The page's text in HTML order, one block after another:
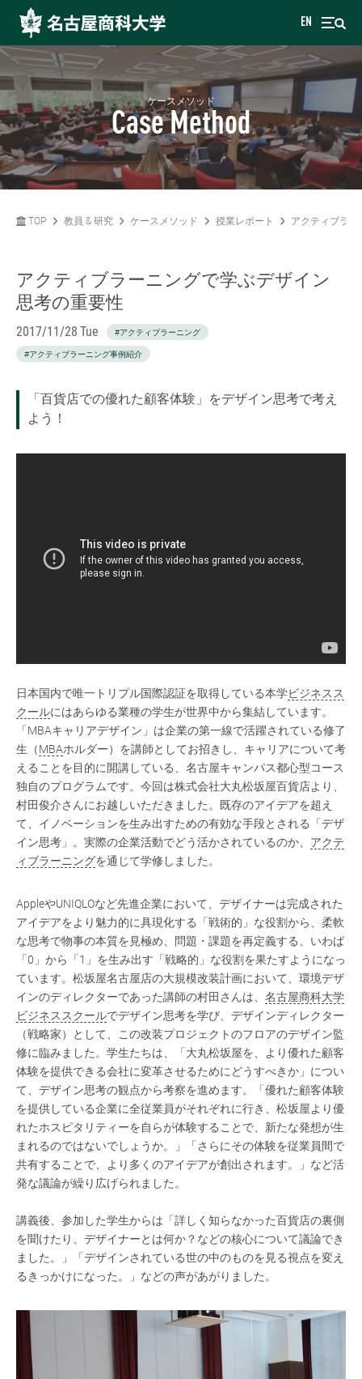
EN
ケースメソッド
Case Method
TOP 教員 & 研究 ケースメソッド 授業レポート アクティブラ
アクティブラーニングで学ぶデザイン
思考の重要性
2017/11/28 Tue #アクティブラーニング
#アクティブラーニング事例紹介
「百貨店での優れた顧客体験」をデザイン思考で考え
よう！
日本国内で唯一トリプル国際認証を取得している本学ビジネスス
クールにはあらゆる業種の学生が世界中から集結しています。
「MBAキャリアデザイン」は企業の第一線で活躍されている修了
生（MBAホルダー）を講師としてお招きし、キャリアについて考
えることを目的に開講している、名古屋キャンパス都心型コース
独自のプログラムです。今回は株式会社大丸松坂屋百貨店​より、
村田俊介さんにお越しいただきました。既存のアイデアを超え
て、イノベーションを生み出すための有効な手段とされる「デザ
イン思考」。実際の企業活動でどう活かされているのか、 アクテ
ィブラーニングを通じて学修しました。
AppleやUNIQLOなど先進企業において、デザイナーは完成された
アイデアをより魅力的に具現化する「戦術的」な役割から、柔軟
な思考で物事の本質を見極め、問題・課題を再定義する、いわば
「0」から「1」を生み出す「戦略的」な役割を果たすようになっ
ています。松坂屋名古屋店の大規模改装計画において、環境デザ
インのディレクターであった講師の村田さんは、 名古屋商科大学
ビジネススクールでデザイン思考を学び、デザインディレクター
（戦略家）として、この改装プロジェクトのフロアのデザイン監
修に臨みました。学生たちは、「大丸松坂屋を、より優れた顧客
体験を提供できる会社に変革させるためにどうすべきか」につい
て、デザイン思考の観点から考察を進めます。「優れた顧客体験
を提供している企業に全従業員がそれぞれに行き、松坂屋より優
れたホスピタリティーを自らが体験することで、新たな発想が生
まれるのではないでしょうか。」「さらにその体験を従業員間で
共有することで、より多くのアイデアが創出されます。」など活
発な議論が繰り広げられました。
講義後、参加した学生からは「詳しく知らなかった百貨店の裏側
を聞けたり、デザイナーとは何か？などの核心について議論でき
ました。」「デザインされている世の中のものを見る視点を変え
るきっかけになった。」などの声があがりました。